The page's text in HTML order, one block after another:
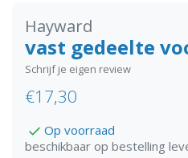
Hayward
vast gedeelte
Schrijf je eigen review
€17,30
Op voorraad
beschikbaar op bestelling